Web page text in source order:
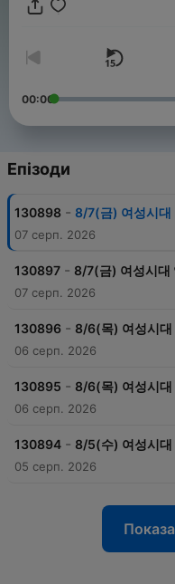
00:00
Епізоди
130898 - 8/7(금) 여성시대
07 серп. 2026
130897 - 8/7(금) 여성시대
07 серп. 2026
130896 - 8/6(목) 여성시대
06 серп. 2026
130895 - 8/6(목) 여성시대
06 серп. 2026
130894 - 8/5(수) 여성시대
05 серп. 2026